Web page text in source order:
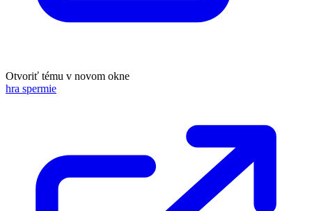
Otvoriť tému v novom okne
hra spermie